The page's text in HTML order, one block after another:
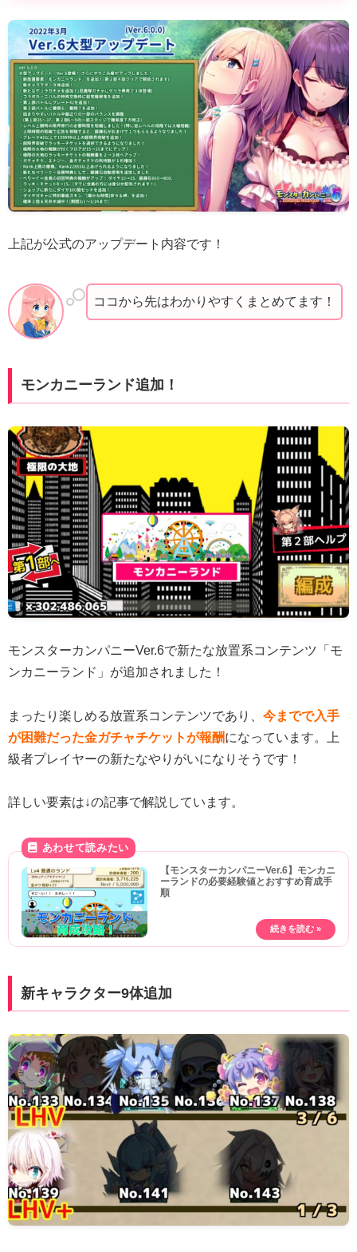
上記が公式のアップデート内容です！
ココから先はわかりやすくまとめてます！
モンカニーランド追加！
モンスターカンパニーVer.6で新たな放置系コンテンツ「モ
ンカニーランド」が追加されました！
まったり楽しめる放置系コンテンツであり、 今までで入手
が困難だった金ガチャチケットが報酬になっています。上
級者プレイヤーの新たなやりがいになりそうです！
詳しい要素は↓の記事で解説しています。
【モンスターカンパニーVer.6】モンカニ
ーランドの必要経験値とおすすめ育成手
順
新キャラクター9体追加